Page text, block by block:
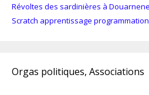
Révoltes des sardinières à
Scratch apprentissage
Orgas politiques, Associations